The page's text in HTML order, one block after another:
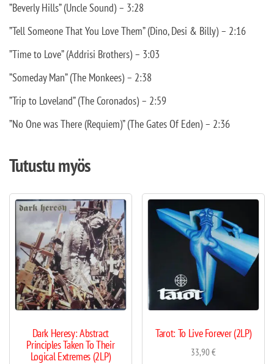
”Beverly Hills” (Uncle Sound) – 3:28
”Tell Someone That You Love Them” (Dino, Desi & Billy) – 2:16
”Time to Love” (Addrisi Brothers) – 3:03
”Someday Man” (The Monkees) – 2:38
”Trip to Loveland” (The Coronados) – 2:59
”No One was There (Requiem)” (The Gates Of Eden) – 2:36
Tutustu myös
Dark Heresy: Abstract
Principles Taken To Their
Logical Extremes (2LP)
Tarot: To Live Forever (2LP)
33,90€